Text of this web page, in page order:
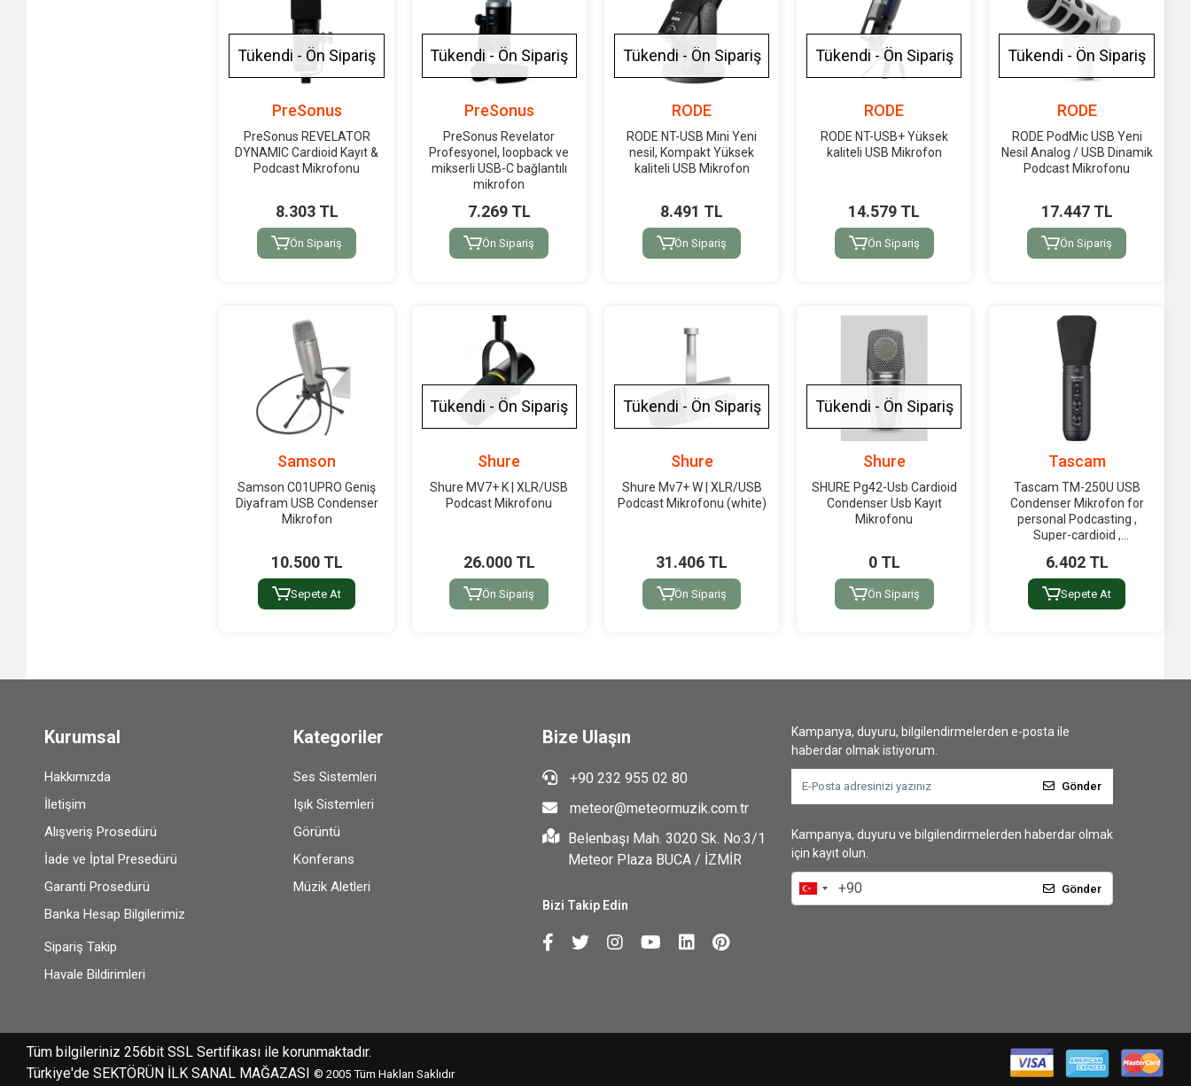
Tükendi - Ön Sipariş
PreSonus
PreSonus REVELATOR
DYNAMIC Cardioid Kayıt &
Podcast Mikrofonu
8.303 TL
Ön Sipariş
Tükendi - Ön Sipariş
PreSonus
PreSonus Revelator
Profesyonel, loopback ve
mikserli USB-C bağlantılı
mikrofon
7.269 TL
Ön Sipariş
Tükendi - Ön Sipariş
RODE
RODE NT-USB Mini Yeni
nesil, Kompakt Yüksek
kaliteli USB Mikrofon
8.491 TL
Ön Sipariş
Tükendi - Ön Sipariş
RODE
RODE NT-USB+ Yüksek
kaliteli USB Mikrofon
14.579 TL
Ön Sipariş
Tükendi - Ön Sipariş
RODE
RODE PodMic USB Yeni
Nesil Analog / USB Dinamik
Podcast Mikrofonu
17.447 TL
Ön Sipariş
Samson
Samson C01UPRO Geniş
Diyafram USB Condenser
Mikrofon
10.500 TL
Sepete At
Tükendi - Ön Sipariş
Shure
Shure MV7+ K | XLR/USB
Podcast Mikrofonu
26.000 TL
Ön Sipariş
Tükendi - Ön Sipariş
Shure
Shure Mv7+ W | XLR/USB
Podcast Mikrofonu (white)
31.406 TL
Ön Sipariş
Tükendi - Ön Sipariş
Shure
SHURE Pg42-Usb Cardioid
Condenser Usb Kayıt
Mikrofonu
0 TL
Ön Sipariş
Tascam
Tascam TM-250U USB
Condenser Mikrofon for
personal Podcasting ,
Super-cardioid ,
Samplerate 16 Bit/44,1kHz
o. 48kHz
6.402 TL
Sepete At
Kurumsal
Hakkımızda
İletişim
Alışveriş Prosedürü
İade ve İptal Presedürü
Garanti Prosedürü
Banka Hesap Bilgilerimiz
Sipariş Takip
Havale Bildirimleri
Kategoriler
Ses Sistemleri
Işık Sistemleri
Görüntü
Konferans
Müzik Aletleri
Bize Ulaşın
+90 232 955 02 80
meteor@meteormuzik.com.tr
Belenbaşı Mah. 3020 Sk. No:3/1
Meteor Plaza BUCA / İZMİR
Bizi Takip Edin
Kampanya, duyuru, bilgilendirmelerden e-posta ile
haberdar olmak istiyorum.
Gönder
Kampanya, duyuru ve bilgilendirmelerden haberdar olmak
için kayıt olun.
Gönder
Tüm bilgileriniz 256bit SSL Sertifikası ile korunmaktadır.
Türkiye'de SEKTÖRÜN İLK SANAL MAĞAZASI© 2005Tüm Hakları Saklıdır